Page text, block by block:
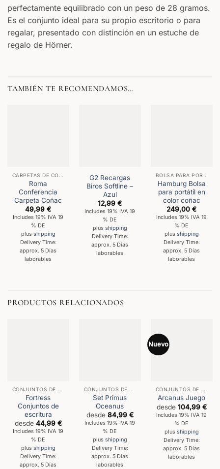
perfectamente equilibrado con un peso de 28 gramos.
Es el conjunto ideal para su propio escritorio o para
regalar, presentado con distinción en un estuche de
regalo de Hörner.
TAMBIÉN TE RECOMENDAMOS…
CARPETAS DE CONFERENCIAS
Roma
Conferencia
Carpeta Coñac
49,99€
Includes 19% IVA 19
% DE
plus shipping
Delivery Time:
approx. 5 Días
laborables
G2 Recargas
Biros Softline –
Azul
12,99€
Includes 19% IVA 19
% DE
plus shipping
Delivery Time:
approx. 5 Días
laborables
BOLSA PARA PORTÁTIL
Hamburg Bolsa
para portátil en
color coñac
249,00€
Includes 19% IVA 19
% DE
plus shipping
Delivery Time:
approx. 5 Días
laborables
PRODUCTOS RELACIONADOS
CONJUNTOS DE ESCRITURA
Fortress
Conjuntos de
escritura
desde 44,99 €
Includes 19% IVA 19
% DE
plus shipping
Delivery Time:
approx. 5 Días
CONJUNTOS DE ESCRITURA
Set Primus
Oceanus
desde 84,99 €
Includes 19% IVA 19
% DE
plus shipping
Delivery Time:
approx. 5 Días
laborables
Nuevo
CONJUNTOS DE ESCRITURA
Arcanus Juego
desde 104,99 €
Includes 19% IVA 19
% DE
plus shipping
Delivery Time:
approx. 5 Días
laborables